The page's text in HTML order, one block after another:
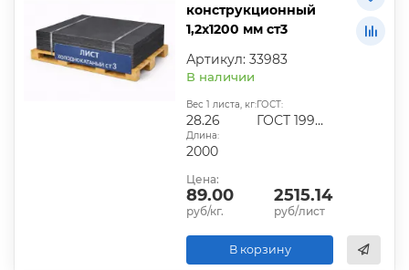
конструкционный
1,2х1200 мм ст3
Артикул: 33983
В наличии
Вес 1 листа, кг:
28.26
ГОСТ:
ГОСТ 19904-90
Длина:
2000
Цена:
89.00
руб/кг.
2515.14
руб/лист
В корзину